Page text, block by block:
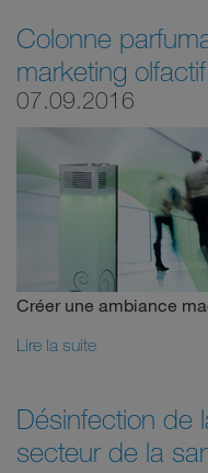
Colonne
marketing
07.09.2016
Créer une ambiance
Lire la suite
Désinfection de
secteur de la